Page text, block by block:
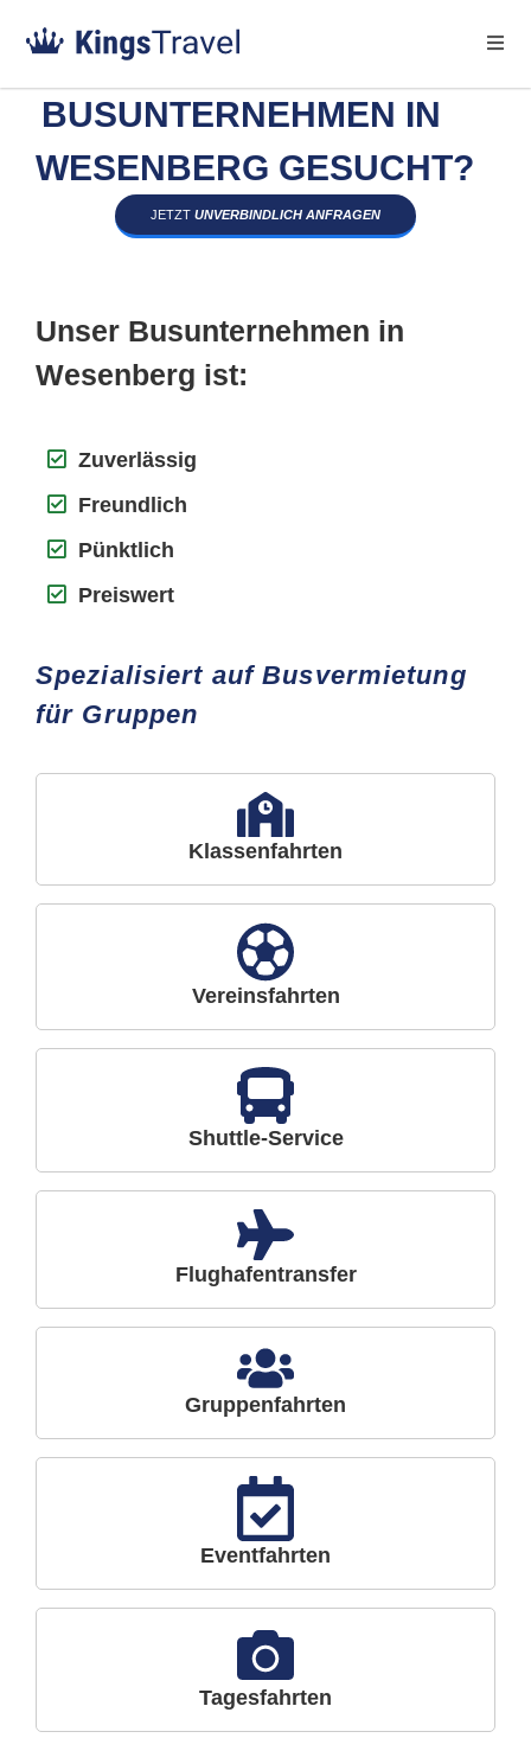
BUSUNTERNEHMEN IN
WESENBERG GESUCHT?
JETZT UNVERBINDLICH ANFRAGEN
Unser Busunternehmen in
Wesenberg ist:
Zuverlässig
Freundlich
Pünktlich
Preiswert
Spezialisiert auf Busvermietung
für Gruppen
Klassenfahrten
Vereinsfahrten
Shuttle-Service
Flughafentransfer
Gruppenfahrten
Eventfahrten
Tagesfahrten